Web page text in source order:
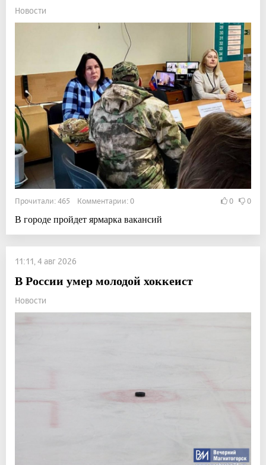
Новости
Прочитали: 465 Комментарии: 0 0 0
В городе пройдет ярмарка вакансий
11:11, 4 авг 2026
В России умер молодой хоккеист
Новости